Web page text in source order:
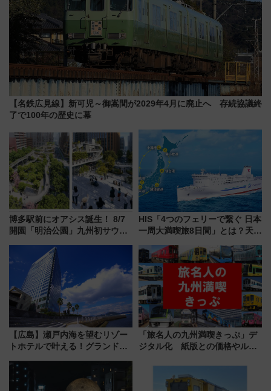
【名鉄広見線】新可児～御嵩間が2029年4月に廃止へ 存続協議終
了で100年の歴史に幕
博多駅前にオアシス誕生！ 8/7
開園「明治公園」九州初サウナ
品グルメ登場で駅前の過ごし方
はどう変わる？
HIS「4つのフェリーで繋ぐ 日本
一周大満喫旅8日間」とは？天橋
の絶景＆限定グルメを網羅！煩
雑な手続きも不要でお手軽に楽
しめるプランが登場
【広島】瀬戸内海を望むリゾー
トホテルで叶える！グランドプ
ディング＆カジュアルパーティ
ープラン
「旅名人の九州満喫きっぷ」デ
ジタル化 紙版との価格やルー